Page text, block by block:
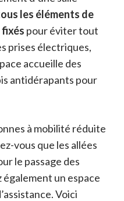
les éléments de
pour éviter tout
prises électriques,
accueille des
antidérapants pour
à mobilité réduite
vous que les allées
le passage des
un espace
Voici